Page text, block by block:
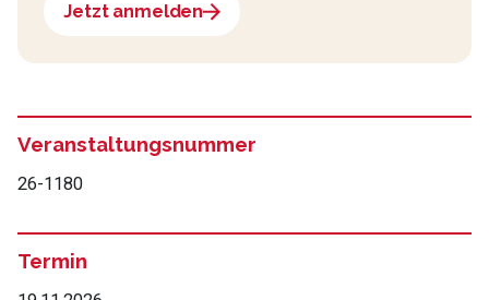
Jetzt anmelden
Veranstaltungsnummer
26-1180
Termin